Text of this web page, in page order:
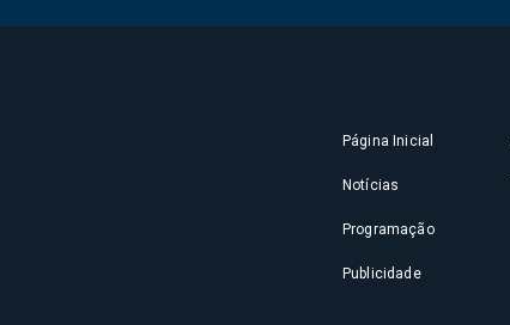
Página Inicial
Notícias
Programação
Publicidade